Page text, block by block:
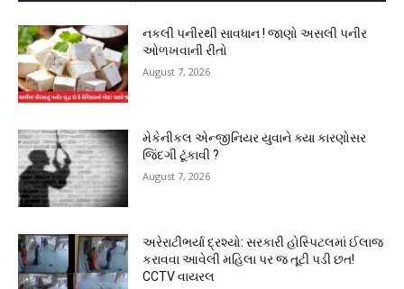
નકલી પનીરથી સાવધાન ! જાણો અસલી પનીર
ઓળખવાની રીતો
August 7, 2026
મેકેનીકલ એન્જીનિયર યુવાને ક્યા કારણોસર
જિંદગી ટૂંકાવી ?
August 7, 2026
અરેરાટીભર્યા દ્રશ્યો: સરકારી હોસ્પિટલમાં ઈલાજ
કરાવવા આવેલી મહિલા પર જ તૂટી પડી છત!
CCTV વાયરલ